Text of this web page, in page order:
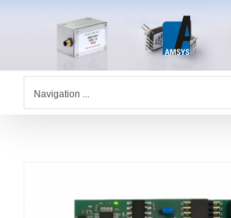
Navigation ...